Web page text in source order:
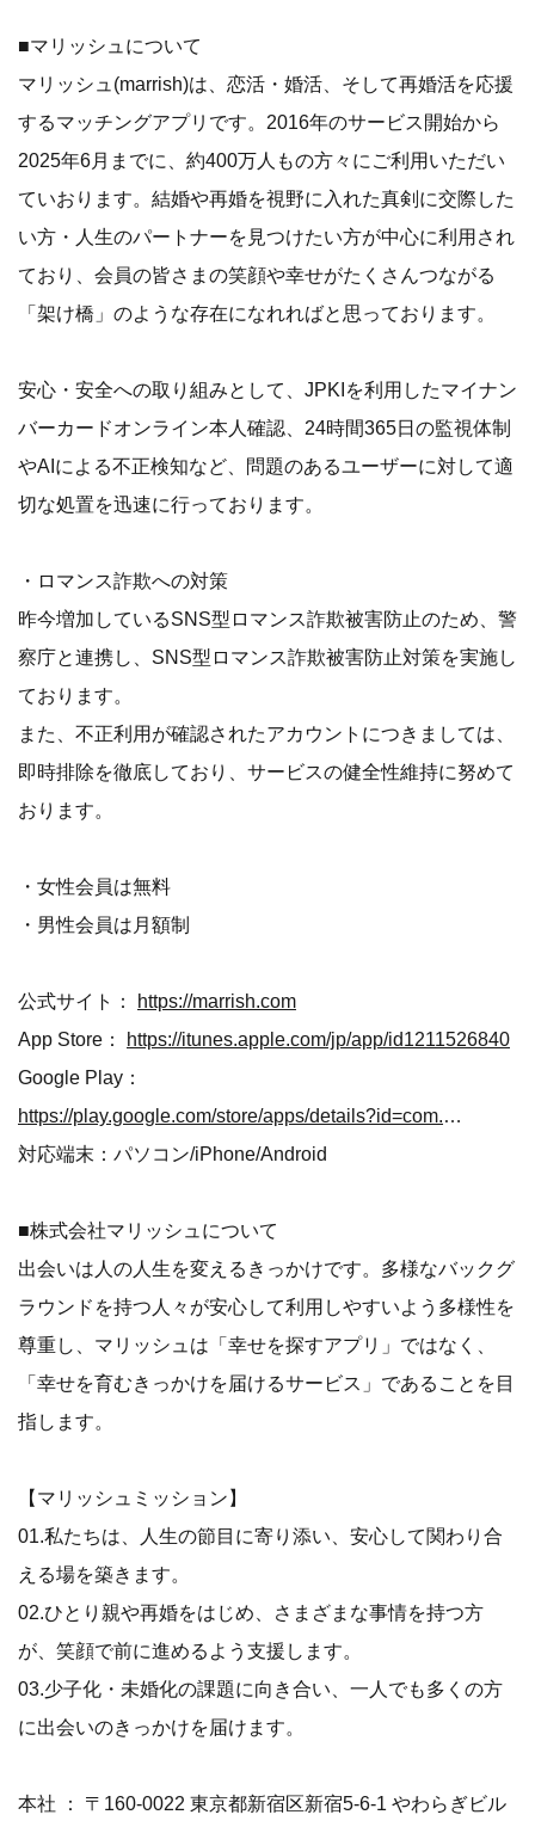
■マリッシュについて
マリッシュ(marrish)は、恋活・婚活、そして再婚活を応援
するマッチングアプリです。2016年のサービス開始から
2025年6月までに、約400万人もの方々にご利用いただい
ていおります。結婚や再婚を視野に入れた真剣に交際した
い方・人生のパートナーを見つけたい方が中心に利用され
ており、会員の皆さまの笑顔や幸せがたくさんつながる
「架け橋」のような存在になれればと思っております。
安心・安全への取り組みとして、JPKIを利用したマイナン
バーカードオンライン本人確認、24時間365日の監視体制
やAIによる不正検知など、問題のあるユーザーに対して適
切な処置を迅速に行っております。
・ロマンス詐欺への対策
昨今増加しているSNS型ロマンス詐欺被害防止のため、警
察庁と連携し、SNS型ロマンス詐欺被害防止対策を実施し
ております。
また、不正利用が確認されたアカウントにつきましては、
即時排除を徹底しており、サービスの健全性維持に努めて
おります。
・女性会員は無料
・男性会員は月額制
公式サイト：
https://marrish.com
App Store：
https://itunes.apple.com/jp/app/id1211526840
Google Play：
https://play.google.com/store/apps/details?id=com.marrish.app
対応端末：パソコン/iPhone/Android
■株式会社マリッシュについて
出会いは人の人生を変えるきっかけです。多様なバックグ
ラウンドを持つ人々が安心して利用しやすいよう多様性を
尊重し、マリッシュは「幸せを探すアプリ」ではなく、
「幸せを育むきっかけを届けるサービス」であることを目
指します。
【マリッシュミッション】
01.私たちは、人生の節目に寄り添い、安心して関わり合
える場を築きます。
02.ひとり親や再婚をはじめ、さまざまな事情を持つ方
が、笑顔で前に進めるよう支援します。
03.少子化・未婚化の課題に向き合い、一人でも多くの方
に出会いのきっかけを届けます。
本社 ： 〒160-0022 東京都新宿区新宿5-6-1 やわらぎビル